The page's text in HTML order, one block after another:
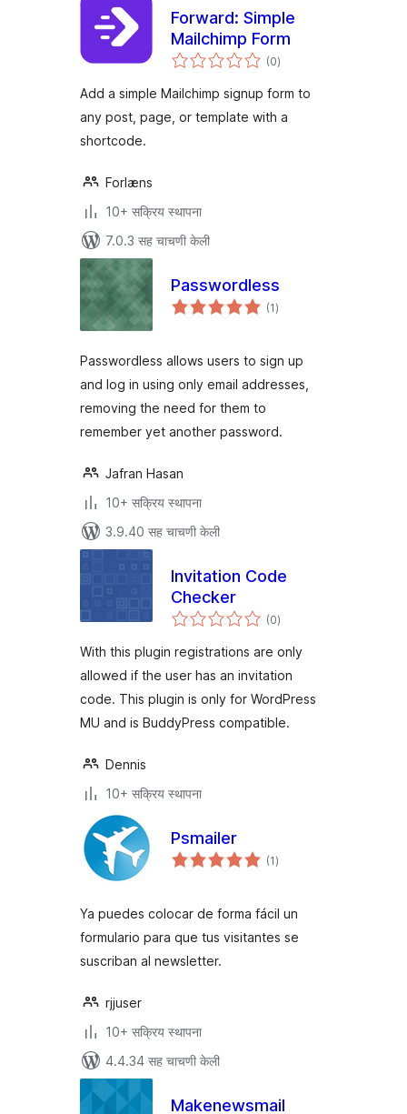
Forward: Simple
Mailchimp Form
(0एकूण
मूल्यांकन
)
Add a simple Mailchimp signup form to
any post, page, or template with a
shortcode.
Forlæns
10+ सक्रिय स्थापना
7.0.3 सह चाचणी केली
Passwordless
(1एकूण
मूल्यांकन
)
Passwordless allows users to sign up
and log in using only email addresses,
removing the need for them to
remember yet another password.
Jafran Hasan
10+ सक्रिय स्थापना
3.9.40 सह चाचणी केली
Invitation Code
Checker
(0एकूण
मूल्यांकन
)
With this plugin registrations are only
allowed if the user has an invitation
code. This plugin is only for WordPress
MU and is BuddyPress compatible.
Dennis
10+ सक्रिय स्थापना
Psmailer
(1एकूण
मूल्यांकन
)
Ya puedes colocar de forma fácil un
formulario para que tus visitantes se
suscriban al newsletter.
rjjuser
10+ सक्रिय स्थापना
4.4.34 सह चाचणी केली
Makenewsmail